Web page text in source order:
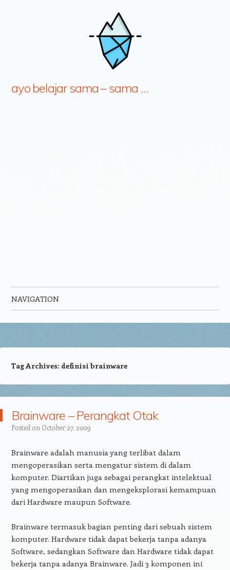
ayo belajar sama – sama …
NAVIGATION
Tag Archives: definisi brainware
Brainware – Perangkat Otak
Posted on October 27, 2009
Brainware adalah manusia yang terlibat dalam
mengoperasikan serta mengatur sistem di dalam
komputer. Diartikan juga sebagai perangkat intelektual
yang mengoperasikan dan mengeksplorasi kemampuan
dari Hardware maupun Software.
Brainware termasuk bagian penting dari sebuah sistem
komputer. Hardware tidak dapat bekerja tanpa adanya
Software, sedangkan Software dan Hardware tidak dapat
bekerja tanpa adanya Brainware. Jadi 3 komponen ini